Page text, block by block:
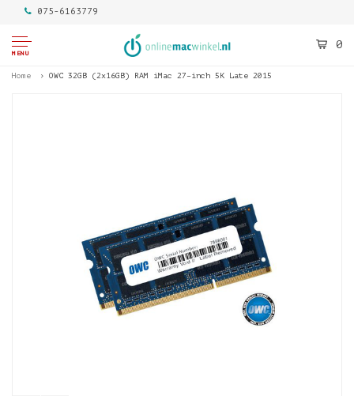
075-6163779
MENU
0
Home OWC 32GB (2x16GB) RAM iMac 27–inch 5K Late 2015